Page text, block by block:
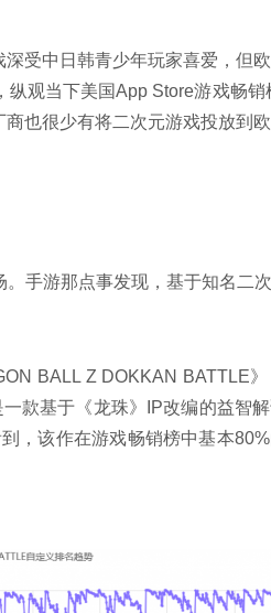
受中日韩青少年玩家喜爱，但
纵观当下美国App Store游戏畅销
也很少有将二次元游戏投放到
手游那点事发现，基于知名二
BALL Z DOKKAN BATTLE
款基于《龙珠》IP改编的益智
，该作在游戏畅销榜中基本